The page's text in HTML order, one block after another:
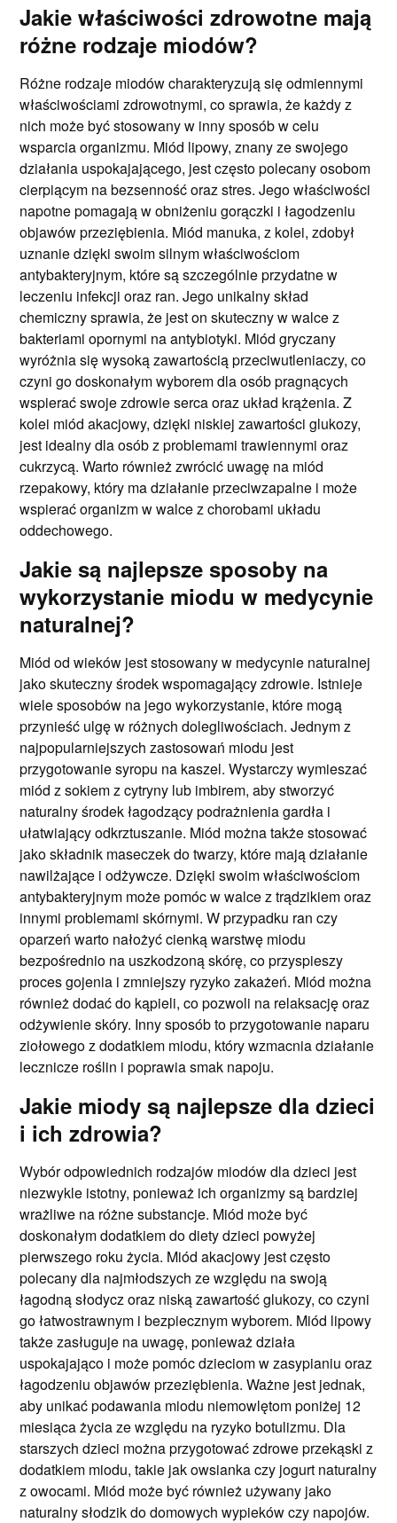
Jakie właściwości zdrowotne mają
różne rodzaje miodów?
Różne rodzaje miodów charakteryzują się odmiennymi
właściwościami zdrowotnymi, co sprawia, że każdy z
nich może być stosowany w inny sposób w celu
wsparcia organizmu. Miód lipowy, znany ze swojego
działania uspokajającego, jest często polecany osobom
cierpiącym na bezsenność oraz stres. Jego właściwości
napotne pomagają w obniżeniu gorączki i łagodzeniu
objawów przeziębienia. Miód manuka, z kolei, zdobył
uznanie dzięki swoim silnym właściwościom
antybakteryjnym, które są szczególnie przydatne w
leczeniu infekcji oraz ran. Jego unikalny skład
chemiczny sprawia, że jest on skuteczny w walce z
bakteriami opornymi na antybiotyki. Miód gryczany
wyróżnia się wysoką zawartością przeciwutleniaczy, co
czyni go doskonałym wyborem dla osób pragnących
wspierać swoje zdrowie serca oraz układ krążenia. Z
kolei miód akacjowy, dzięki niskiej zawartości glukozy,
jest idealny dla osób z problemami trawiennymi oraz
cukrzycą. Warto również zwrócić uwagę na miód
rzepakowy, który ma działanie przeciwzapalne i może
wspierać organizm w walce z chorobami układu
oddechowego.
Jakie są najlepsze sposoby na
wykorzystanie miodu w medycynie
naturalnej?
Miód od wieków jest stosowany w medycynie naturalnej
jako skuteczny środek wspomagający zdrowie. Istnieje
wiele sposobów na jego wykorzystanie, które mogą
przynieść ulgę w różnych dolegliwościach. Jednym z
najpopularniejszych zastosowań miodu jest
przygotowanie syropu na kaszel. Wystarczy wymieszać
miód z sokiem z cytryny lub imbirem, aby stworzyć
naturalny środek łagodzący podrażnienia gardła i
ułatwiający odkrztuszanie. Miód można także stosować
jako składnik maseczek do twarzy, które mają działanie
nawilżające i odżywcze. Dzięki swoim właściwościom
antybakteryjnym może pomóc w walce z trądzikiem oraz
innymi problemami skórnymi. W przypadku ran czy
oparzeń warto nałożyć cienką warstwę miodu
bezpośrednio na uszkodzoną skórę, co przyspieszy
proces gojenia i zmniejszy ryzyko zakażeń. Miód można
również dodać do kąpieli, co pozwoli na relaksację oraz
odżywienie skóry. Inny sposób to przygotowanie naparu
ziołowego z dodatkiem miodu, który wzmacnia działanie
lecznicze roślin i poprawia smak napoju.
Jakie miody są najlepsze dla dzieci
i ich zdrowia?
Wybór odpowiednich rodzajów miodów dla dzieci jest
niezwykle istotny, ponieważ ich organizmy są bardziej
wrażliwe na różne substancje. Miód może być
doskonałym dodatkiem do diety dzieci powyżej
pierwszego roku życia. Miód akacjowy jest często
polecany dla najmłodszych ze względu na swoją
łagodną słodycz oraz niską zawartość glukozy, co czyni
go łatwostrawnym i bezpiecznym wyborem. Miód lipowy
także zasługuje na uwagę, ponieważ działa
uspokajająco i może pomóc dzieciom w zasypianiu oraz
łagodzeniu objawów przeziębienia. Ważne jest jednak,
aby unikać podawania miodu niemowlętom poniżej 12
miesiąca życia ze względu na ryzyko botulizmu. Dla
starszych dzieci można przygotować zdrowe przekąski z
dodatkiem miodu, takie jak owsianka czy jogurt naturalny
z owocami. Miód może być również używany jako
naturalny słodzik do domowych wypieków czy napojów.